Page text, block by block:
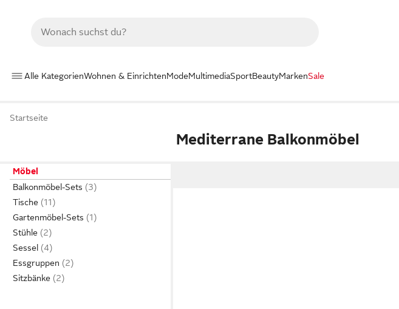
Alle KategorienWohnen & EinrichtenModeMultimediaSportBeautyMarkenSale
Startseite
Mediterrane Balkonmöbel
Möbel
Balkonmöbel-Sets
Tische
Gartenmöbel-Sets
Stühle
Sessel
Essgruppen
Sitzbänke